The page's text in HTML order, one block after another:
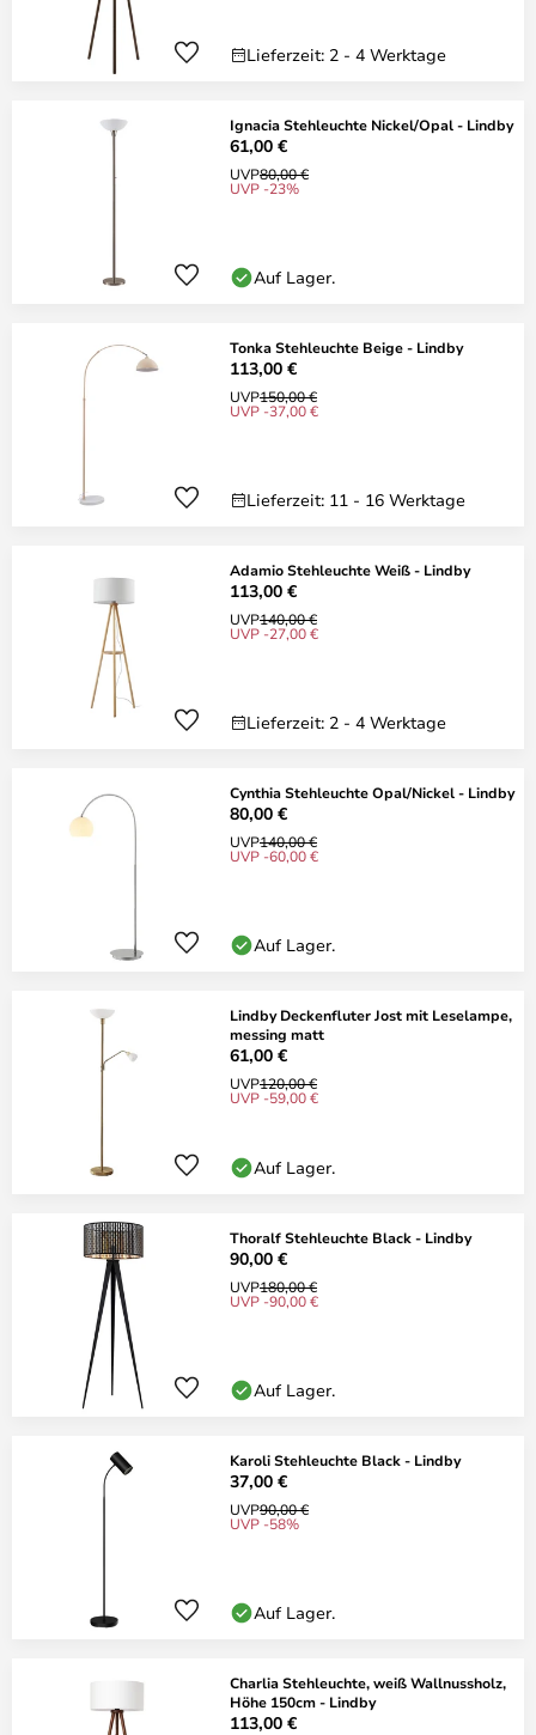
Lieferzeit: 2 - 4 Werktage
Ignacia Stehleuchte Nickel/Opal - Lindby
61,00 €
UVP80,00 €
UVP -23%
Auf Lager.
Tonka Stehleuchte Beige - Lindby
113,00 €
UVP150,00 €
UVP -37,00 €
Lieferzeit: 11 - 16 Werktage
Adamio Stehleuchte Weiß - Lindby
113,00 €
UVP140,00 €
UVP -27,00 €
Lieferzeit: 2 - 4 Werktage
Cynthia Stehleuchte Opal/Nickel - Lindby
80,00 €
UVP140,00 €
UVP -60,00 €
Auf Lager.
Lindby Deckenfluter Jost mit Leselampe,
messing matt
61,00 €
UVP120,00 €
UVP -59,00 €
Auf Lager.
Thoralf Stehleuchte Black - Lindby
90,00 €
UVP180,00 €
UVP -90,00 €
Auf Lager.
Karoli Stehleuchte Black - Lindby
37,00 €
UVP90,00 €
UVP -58%
Auf Lager.
Charlia Stehleuchte, weiß Wallnussholz,
Höhe 150cm - Lindby
113,00 €